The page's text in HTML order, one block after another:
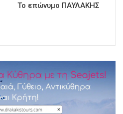
Το επώνυμο ΠΑΥΛΑΚΗΣ